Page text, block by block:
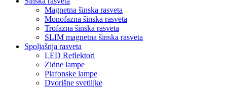
Magnetna šinska rasveta
Monofazna šinska rasveta
Trofazna šinska rasveta
SLIM magnetna šinska rasveta
Spoljašnja rasveta
LED Reflektori
Zidne lampe
Plafonske lampe
Dvorišne svetiljke